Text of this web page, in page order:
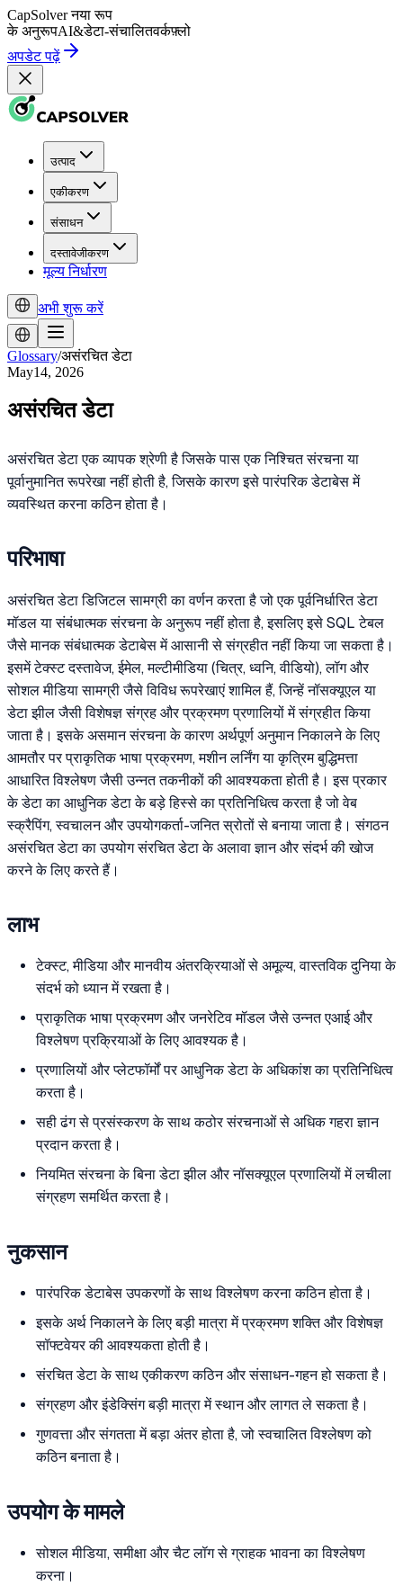
CapSolver नया रूप
के अनुरूपAI&डेटा-संचालितवर्कफ़्लो
अपडेट पढ़ें
उत्पाद
एकीकरण
संसाधन
दस्तावेजीकरण
मूल्य निर्धारण
अभी शुरू करें
Glossary/असंरचित डेटा
May14, 2026
असंरचित डेटा
असंरचित डेटा एक व्यापक श्रेणी है जिसके पास एक निश्चित संरचना या
पूर्वानुमानित रूपरेखा नहीं होती है, जिसके कारण इसे पारंपरिक डेटाबेस में
व्यवस्थित करना कठिन होता है।
परिभाषा
असंरचित डेटा डिजिटल सामग्री का वर्णन करता है जो एक पूर्वनिर्धारित डेटा
मॉडल या संबंधात्मक संरचना के अनुरूप नहीं होता है, इसलिए इसे SQL टेबल
जैसे मानक संबंधात्मक डेटाबेस में आसानी से संग्रहीत नहीं किया जा सकता है।
इसमें टेक्स्ट दस्तावेज, ईमेल, मल्टीमीडिया (चित्र, ध्वनि, वीडियो), लॉग और
सोशल मीडिया सामग्री जैसे विविध रूपरेखाएं शामिल हैं, जिन्हें नॉसक्यूएल या
डेटा झील जैसी विशेषज्ञ संग्रह और प्रक्रमण प्रणालियों में संग्रहीत किया
जाता है। इसके असमान संरचना के कारण अर्थपूर्ण अनुमान निकालने के लिए
आमतौर पर प्राकृतिक भाषा प्रक्रमण, मशीन लर्निंग या कृत्रिम बुद्धिमत्ता
आधारित विश्लेषण जैसी उन्नत तकनीकों की आवश्यकता होती है। इस प्रकार
के डेटा का आधुनिक डेटा के बड़े हिस्से का प्रतिनिधित्व करता है जो वेब
स्क्रैपिंग, स्वचालन और उपयोगकर्ता-जनित स्रोतों से बनाया जाता है। संगठन
असंरचित डेटा का उपयोग संरचित डेटा के अलावा ज्ञान और संदर्भ की खोज
करने के लिए करते हैं।
लाभ
टेक्स्ट, मीडिया और मानवीय अंतरक्रियाओं से अमूल्य, वास्तविक दुनिया के
संदर्भ को ध्यान में रखता है।
प्राकृतिक भाषा प्रक्रमण और जनरेटिव मॉडल जैसे उन्नत एआई और
विश्लेषण प्रक्रियाओं के लिए आवश्यक है।
प्रणालियों और प्लेटफॉर्मों पर आधुनिक डेटा के अधिकांश का प्रतिनिधित्व
करता है।
सही ढंग से प्रसंस्करण के साथ कठोर संरचनाओं से अधिक गहरा ज्ञान
प्रदान करता है।
नियमित संरचना के बिना डेटा झील और नॉसक्यूएल प्रणालियों में लचीला
संग्रहण समर्थित करता है।
नुकसान
पारंपरिक डेटाबेस उपकरणों के साथ विश्लेषण करना कठिन होता है।
इसके अर्थ निकालने के लिए बड़ी मात्रा में प्रक्रमण शक्ति और विशेषज्ञ
सॉफ्टवेयर की आवश्यकता होती है।
संरचित डेटा के साथ एकीकरण कठिन और संसाधन-गहन हो सकता है।
संग्रहण और इंडेक्सिंग बड़ी मात्रा में स्थान और लागत ले सकता है।
गुणवत्ता और संगतता में बड़ा अंतर होता है, जो स्वचालित विश्लेषण को
कठिन बनाता है।
उपयोग के मामले
सोशल मीडिया, समीक्षा और चैट लॉग से ग्राहक भावना का विश्लेषण
करना।